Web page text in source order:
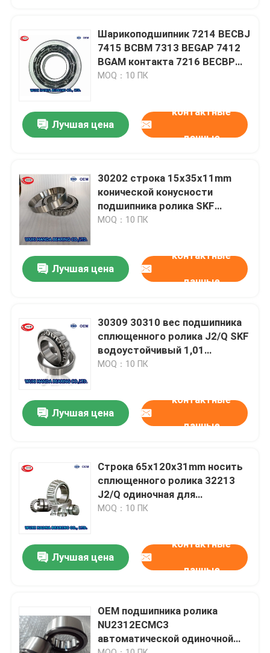
Продукты
О нас
Путешествие фабрики
Свяжитесь мы
Новости
Случаи
Сплющите подшипник ролика
Сферически подшипник ролика
Шарикоподшипник 7214 BECBJ
7415 BCBM 7313 BEGAP 7412
BGAM контакта 7216 BECBP
угловой
MOQ：10 ПК
Лучшая цена
контактные
данные
30202 строка 15x35x11mm
конической конусности
подшипника ролика SKF
одиночная для компрессора
MOQ：10 ПК
Лучшая цена
контактные
данные
30309 30310 вес подшипника
сплющенного ролика J2/Q SKF
водоустойчивый 1,01
килограмма 100x45x25mm
MOQ：10 ПК
Лучшая цена
контактные
данные
Строка 65x120x31mm носить
сплющенного ролика 32213
J2/Q одиночная для
промышленного предприятия
MOQ：10 ПК
Лучшая цена
контактные
данные
OEM подшипника ролика
NU2312ECMC3
автоматической одиночной